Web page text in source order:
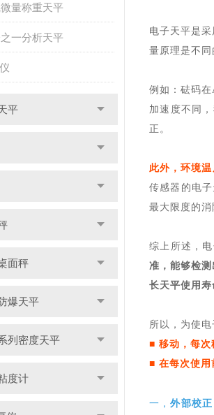
量称重天平
一分析天平
平
面秤
爆天平
列密度天平
度计
电子天平是
量原理是不
例如： 砝码在
加速度不同
正 。
此外，环境
传感器的电
最大限度的
综上所述，
准，能够检
长天平使用
所以，为使
■ 移动，每次
■ 在每次使用
一，外部校正